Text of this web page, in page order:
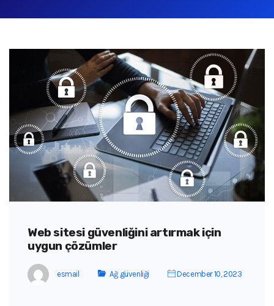
Web sitesi güvenliğini artırmak için
uygun çözümler
esmail Ağ güvenliği December 10, 2023